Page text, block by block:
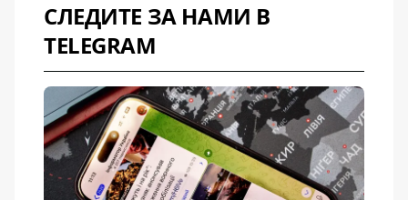
СЛЕДИТЕ ЗА НАМИ В
TELEGRAM